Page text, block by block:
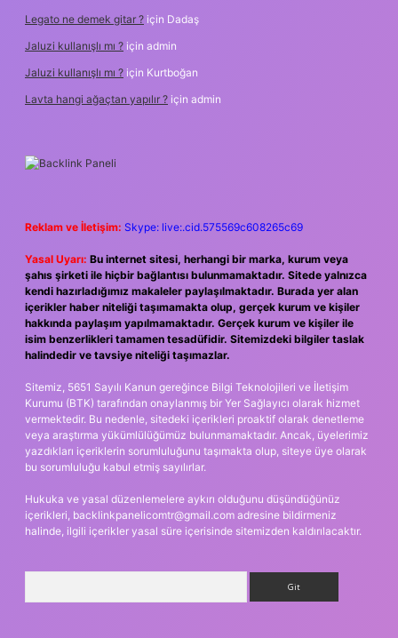
Legato ne demek gitar ? için Dadaş
Jaluzi kullanışlı mı ? için admin
Jaluzi kullanışlı mı ? için Kurtboğan
Lavta hangi ağaçtan yapılır ? için admin
Reklam ve İletişim: Skype: live:.cid.575569c608265c69
Yasal Uyarı: Bu internet sitesi, herhangi bir marka, kurum veya
şahıs şirketi ile hiçbir bağlantısı bulunmamaktadır. Sitede yalnızca
kendi hazırladığımız makaleler paylaşılmaktadır. Burada yer alan
içerikler haber niteliği taşımamakta olup, gerçek kurum ve kişiler
hakkında paylaşım yapılmamaktadır. Gerçek kurum ve kişiler ile
isim benzerlikleri tamamen tesadüfidir. Sitemizdeki bilgiler taslak
halindedir ve tavsiye niteliği taşımazlar.
Sitemiz, 5651 Sayılı Kanun gereğince Bilgi Teknolojileri ve İletişim
Kurumu (BTK) tarafından onaylanmış bir Yer Sağlayıcı olarak hizmet
vermektedir. Bu nedenle, sitedeki içerikleri proaktif olarak denetleme
veya araştırma yükümlülüğümüz bulunmamaktadır. Ancak, üyelerimiz
yazdıkları içeriklerin sorumluluğunu taşımakta olup, siteye üye olarak
bu sorumluluğu kabul etmiş sayılırlar.
Hukuka ve yasal düzenlemelere aykırı olduğunu düşündüğünüz
içerikleri, backlinkpanelicomtr@gmail.com adresine bildirmeniz
halinde, ilgili içerikler yasal süre içerisinde sitemizden kaldırılacaktır.